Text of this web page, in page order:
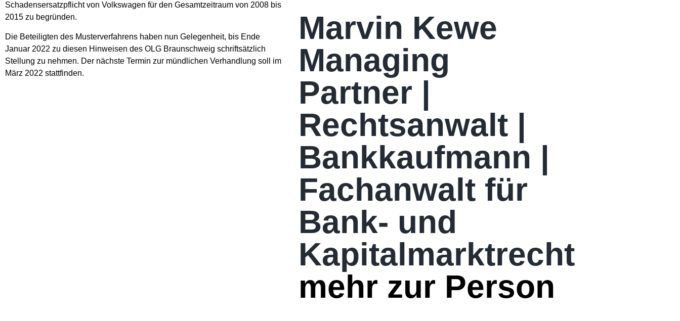
Schadensersatzpflicht von Volkswagen für den Gesamtzeitraum von 2008 bis
2015 zu begründen.
Die Beteiligten des Musterverfahrens haben nun Gelegenheit, bis Ende
Januar 2022 zu diesen Hinweisen des OLG Braunschweig schriftsätzlich
Stellung zu nehmen. Der nächste Termin zur mündlichen Verhandlung soll im
März 2022 stattfinden.
Marvin Kewe
Managing
Partner |
Rechtsanwalt |
Bankkaufmann |
Fachanwalt für
Bank- und
Kapitalmarktrecht
mehr zur Person